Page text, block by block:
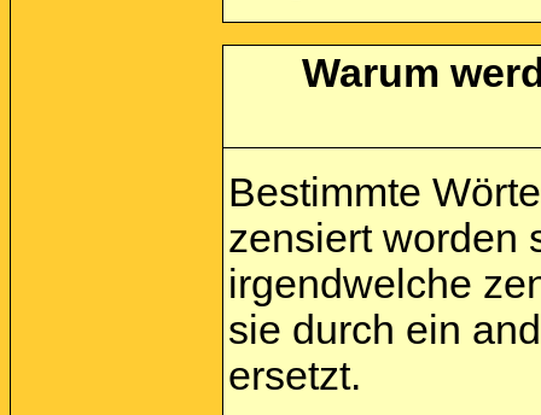
Warum
Bestimmte
zensiert worden
irgendwelche
sie durch ein
ersetzt.